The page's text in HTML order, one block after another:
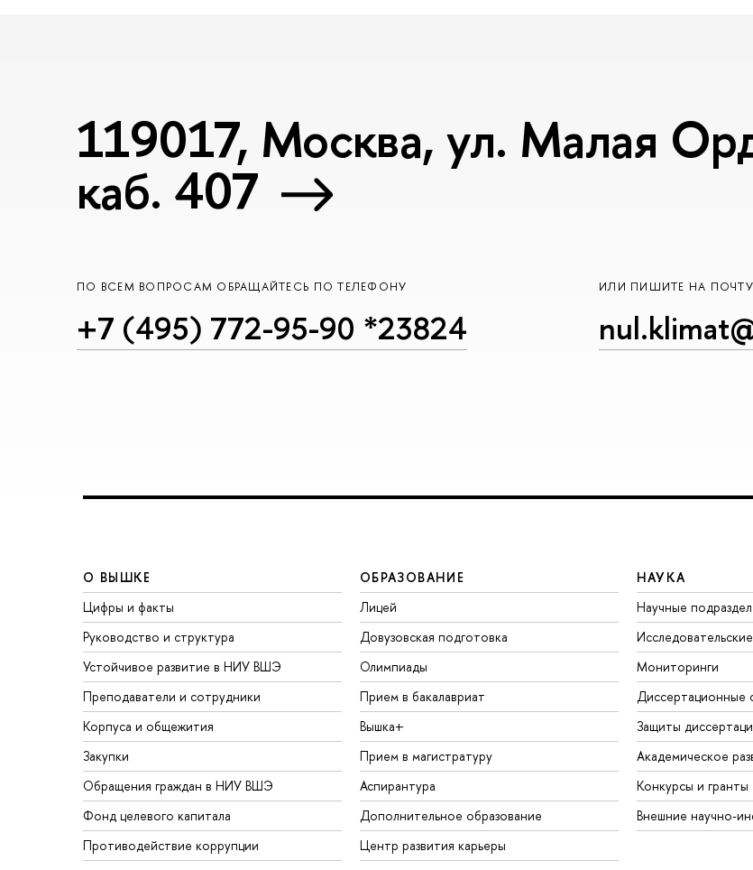
119017, Москва, ул. Малая
каб. 407
ПО ВСЕМ ВОПРОСАМ ОБРАЩАЙТЕСЬ ПО ТЕЛЕФОНУ
+7 (495) 772-95-90 *23824
ИЛИ ПИШИТЕ НА ПОЧТУ
О ВЫШКЕ
Цифры и факты
Руководство и структура
Устойчивое развитие в НИУ ВШЭ
Преподаватели и сотрудники
Корпуса и общежития
Закупки
Обращения граждан в НИУ ВШЭ
Фонд целевого капитала
Противодействие коррупции
ОБРАЗОВАНИЕ
Лицей
Довузовская подготовка
Олимпиады
Прием в бакалавриат
Вышка+
Прием в магистратуру
Аспирантура
Дополнительное образование
Центр развития карьеры
НАУКА
Научные
Мониторинги
Диссертационные
Защиты
Академическое
Конкурсы и гранты
Внешние научно-